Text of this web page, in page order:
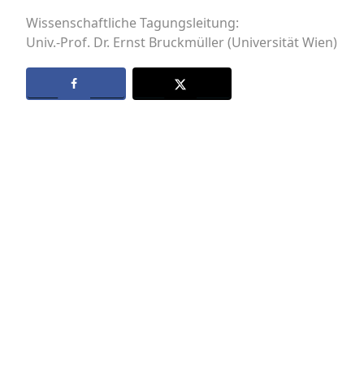
Wissenschaftliche Tagungsleitung:
Univ.-Prof. Dr. Ernst Bruckmüller (Universität Wien)